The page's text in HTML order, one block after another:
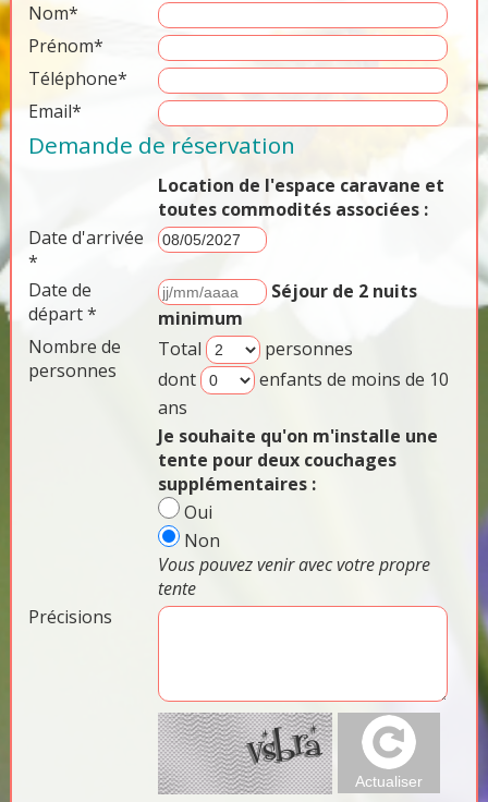
Nom*
Prénom*
Téléphone*
Email*
Demande de réservation
Location de l'espace caravane et
toutes commodités associées :
Date d'arrivée
*
Date de
départ *
Séjour de 2 nuits
minimum
Nombre de
personnes
Total
personnes
dont
enfants de moins de 10
ans
Je souhaite qu'on m'installe une
tente pour deux couchages
supplémentaires :
Oui
Non
Vous pouvez venir avec votre propre
tente
Précisions